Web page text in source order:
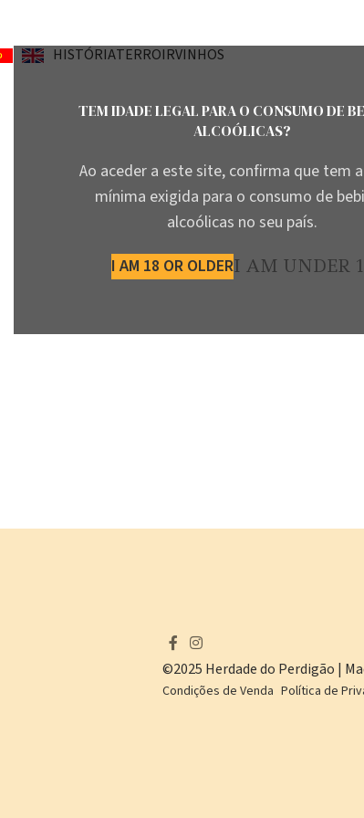
TEM IDADE LEGAL PARA O CONSUMO DE
ALCOÓLICAS?
Ao aceder a este site, confirma que tem
mínima exigida para o consumo de
alcoólicas no seu país.
I AM 18 OR OLDERI AM UNDER
HISTÓRIATERROIRVINHOS
©2025 Herdade do Perdigão |
Condições de Venda Política de